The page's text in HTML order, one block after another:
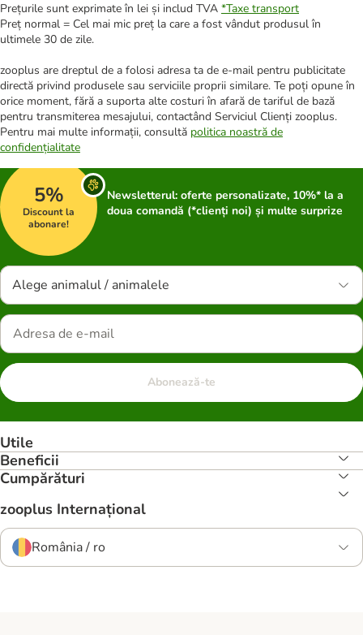
Prețurile sunt exprimate în lei și includ TVA *Taxe transport
Preț normal = Cel mai mic preț la care a fost vândut produsul în
ultimele 30 de zile.
zooplus are dreptul de a folosi adresa ta de e-mail pentru publicitate
directă privind produsele sau serviciile proprii similare. Te poți opune în
orice moment, fără a suporta alte costuri în afară de tariful de bază
pentru transmiterea mesajului, contactând Serviciul Clienți zooplus.
Pentru mai multe informații, consultă politica noastră de
confidențialitate
5%
Discount la
abonare!
Newsletterul: oferte personalizate, 10%* la a
doua comandă (*clienți noi) și multe surprize
Alege animalul / animalele
Abonează-te
Utile
Beneficii
Cumpărături
zooplus Internațional
România / ro